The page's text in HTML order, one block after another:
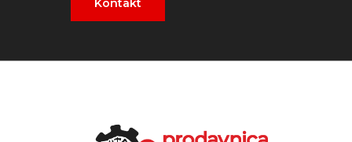
Kontakt